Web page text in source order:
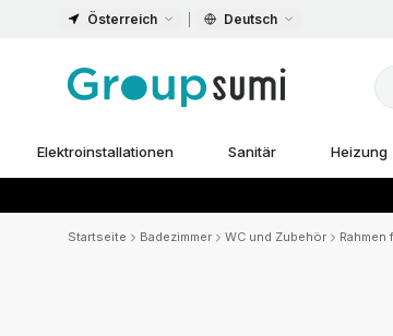
Österreich Deutsch
Elektroinstallationen Sanitär Heizung
Startseite Badezimmer WC und Zubehör Rahmen